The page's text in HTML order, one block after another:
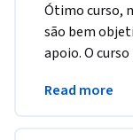
Ótimo curso,
são bem
apoio. O
caso.
Read more